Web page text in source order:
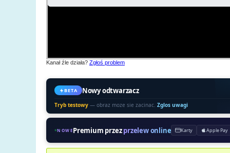
Kanał źle działa? Zgłoś problem
BETA Nowy odtwarzacz
Tryb testowy — obraz moze sie zacinac. Zglos uwagi
NOWEPremium przezprzelew online Karty Apple Pay